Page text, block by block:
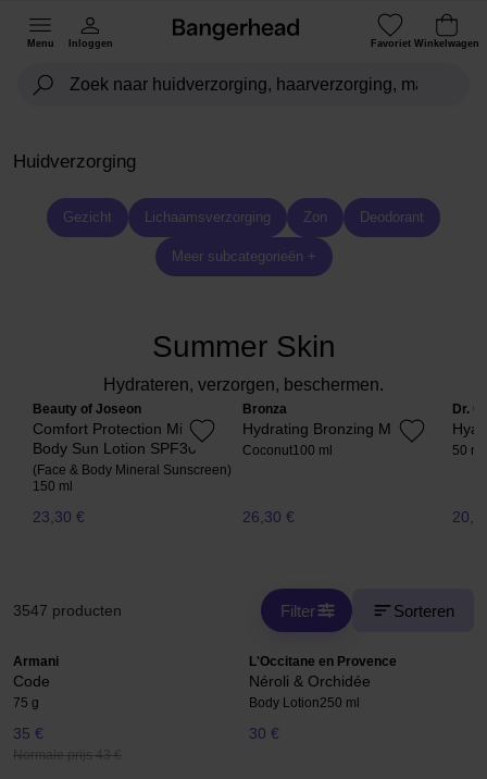
Menu Inloggen Favoriet Winkelwagen
Huidverzorging
Gezicht Lichaamsverzorging Zon Deodorant
Meer subcategorieën +
Summer Skin
Hydrateren, verzorgen, beschermen.
Beauty of Joseon
Comfort Protection Mineral
Body Sun Lotion SPF30
(Face & Body Mineral Sunscreen)
150 ml
23,30 €
Bronza
Hydrating Bronzing Mist
Coconut100 ml
26,30 €
Dr.
50 ml
3547 producten Filter Sorteren
Armani
Code
75 g
35 €
Normale prijs 43 €
L'Occitane en Provence
Néroli & Orchidée
Body Lotion250 ml
30 €